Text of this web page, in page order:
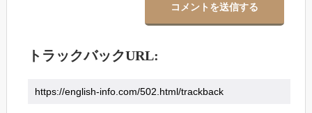
トラックバックURL: